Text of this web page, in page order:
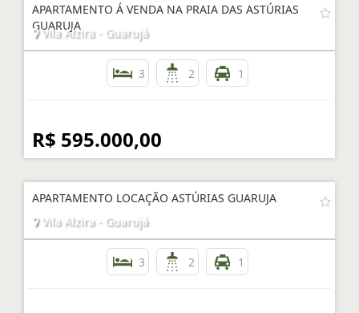
APARTAMENTO Á VENDA NA PRAIA DAS ASTÚRIAS
GUARUJA
Vila Alzira - Guarujá
3 2 1
R$ 595.000,00
APARTAMENTO LOCAÇÃO ASTÚRIAS GUARUJA
Vila Alzira - Guarujá
3 2 1